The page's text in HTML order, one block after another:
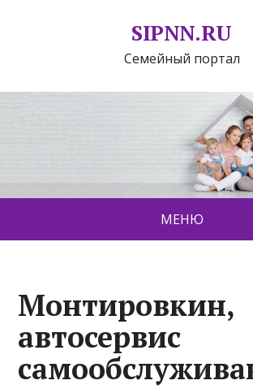
SIPNN.RU
Семейный портал
МЕНЮ
Монтировкин,
автосервис